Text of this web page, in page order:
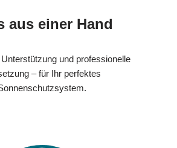
aus einer Hand
und professionelle
– für Ihr perfektes